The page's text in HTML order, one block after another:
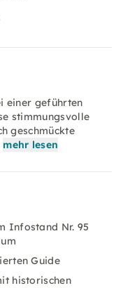
einer geführten
stimmungsvolle
geschmückte
mehr lesen
Infostand Nr. 95
Guide
historischen